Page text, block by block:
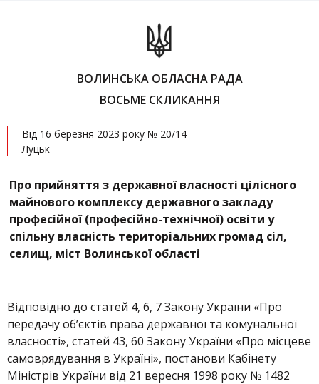
ВОЛИНСЬКА ОБЛАСНА РАДА
ВОСЬМЕ СКЛИКАННЯ
Від 16 березня 2023 року № 20/14
Луцьк
Про прийняття з державної власності цілісного
майнового комплексу державного закладу
професійної (професійно-технічної) освіти у
спільну власність територіальних громад сіл,
селищ, міст Волинської області
Відповідно до статей 4, 6, 7 Закону України «Про
передачу об’єктів права державної та комунальної
власності», статей 43, 60 Закону України «Про місцеве
самоврядування в Україні», постанови Кабінету
Міністрів України від 21 вересня 1998 року № 1482